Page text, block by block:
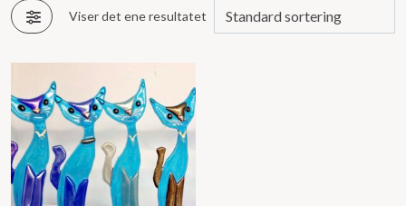
Viser det ene resultatet